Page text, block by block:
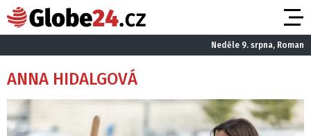
Neděle 9. srpna, Roman
ANNA HIDALGOVÁ